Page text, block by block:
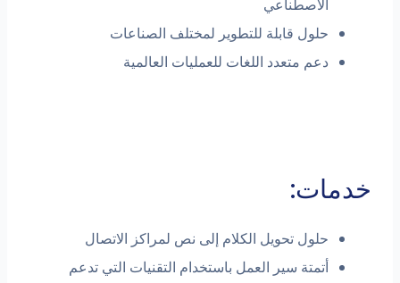
الاصطناعي
حلول قابلة للتطوير لمختلف الصناعات
دعم متعدد اللغات للعمليات العالمية
خدمات:
حلول تحويل الكلام إلى نص لمراكز الاتصال
أتمتة سير العمل باستخدام التقنيات التي تدعم